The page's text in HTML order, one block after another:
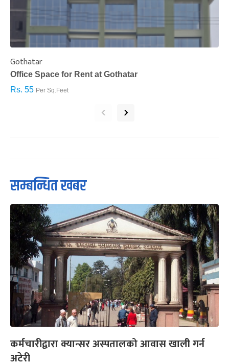
Gothatar
Office Space for Rent at Gothatar
Rs. 55 Per Sq.Feet
‹ ›
सम्बन्धित खबर
कर्मचारीद्वारा क्यान्सर अस्पतालको आवास खाली गर्न
अटेरी